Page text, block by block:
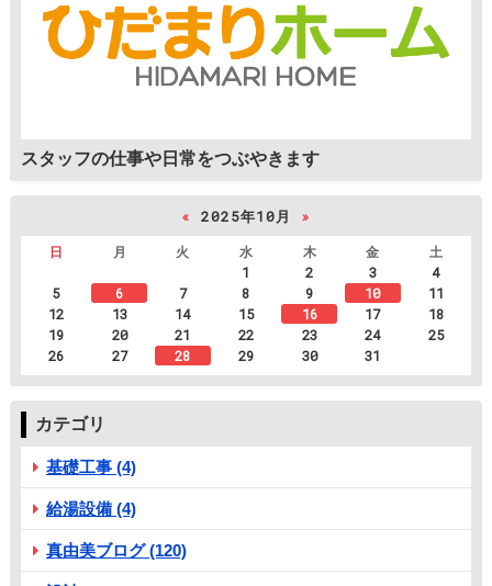
スタッフの仕事や日常をつぶやきます
« 2025年10月
»
日
月 火 水 木 金
土
1
2 3
4
5
6 7 8 9 10
11
12
13 14 15 16 17
18
19
20 21 22 23 24
25
26
27 28 29 30 31
カテゴリ
基礎工事 (4)
給湯設備 (4)
真由美ブログ (120)